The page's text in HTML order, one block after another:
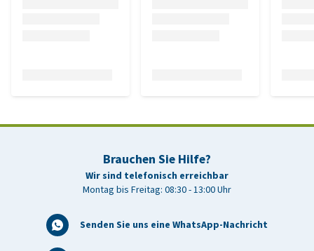
Brauchen Sie Hilfe?
Wir sind telefonisch erreichbar
Montag bis Freitag: 08:30 - 13:00 Uhr
Senden Sie uns eine WhatsApp-Nachricht